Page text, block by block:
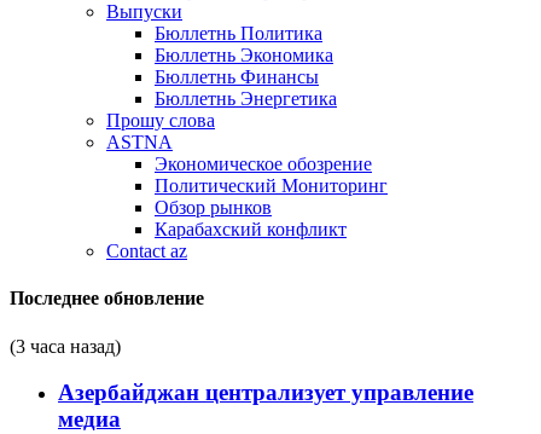
Выпуски
Бюллетнь Политика
Бюллетнь Экономика
Бюллетнь Финансы
Бюллетнь Энергетика
Прошу слова
ASTNA
Экономическое обозрение
Политический Мониторинг
Обзор рынков
Карабахский конфликт
Contact az
Последнее обновление
(3 часа назад)
Азербайджан централизует управление
медиа